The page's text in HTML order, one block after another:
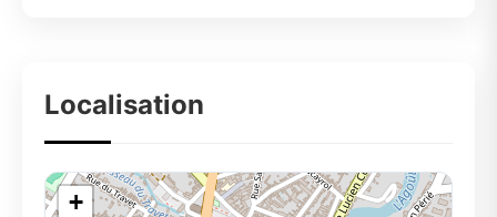
Localisation
+